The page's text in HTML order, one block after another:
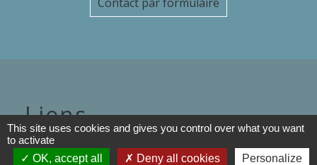
Liens
Département de l'Oise
This site uses cookies and gives you control over what you want
to activate
OK, accept all
Deny all cookies Personalize